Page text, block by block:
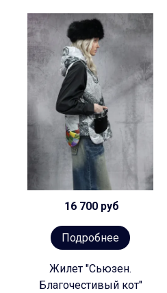
16 700 руб
Подробнее
Жилет "Сьюзен.
Благочестивый кот"